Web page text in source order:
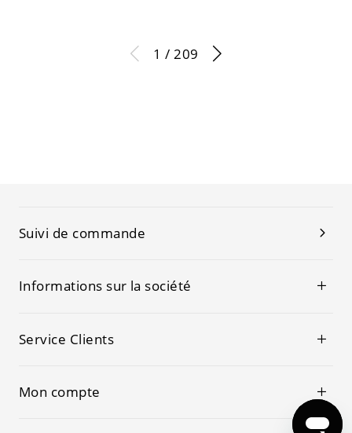
1 / 209
Suivi de commande
Informations sur la société
Service Clients
Mon compte